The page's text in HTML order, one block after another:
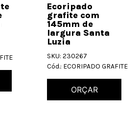
Ecoripado
grafite com
145mm de
largura Santa
Luzia
SKU: 230267
Cód.: ECORIPADO GRAFITE
ORÇAR